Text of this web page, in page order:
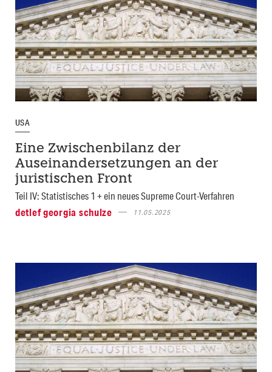
USA
Eine Zwischenbilanz der
Auseinandersetzungen an der
juristischen Front
Teil IV: Statistisches 1 + ein neues Supreme Court-Verfahren
detlef georgia schulze
11.05.2025